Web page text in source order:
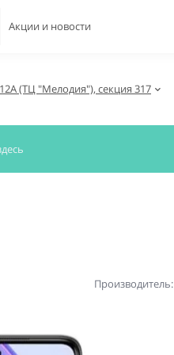
Акции и новости
(ТЦ "Мелодия"), секция 317
Производитель: